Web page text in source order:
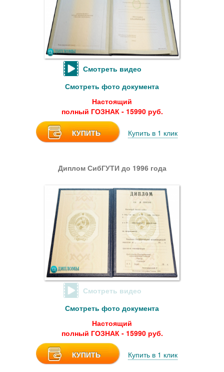
Смотреть видео
Смотреть фото документа
Настоящий
полный ГОЗНАК - 15990 руб.
КУПИТЬ Купить в 1 клик
Диплом СибГУТИ до 1996 года
Смотреть видео
Смотреть фото документа
Настоящий
полный ГОЗНАК - 15990 руб.
КУПИТЬ Купить в 1 клик